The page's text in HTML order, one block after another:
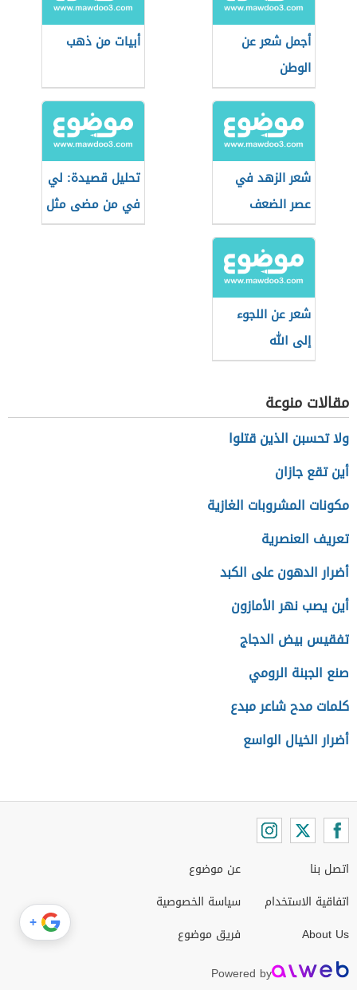
أجمل شعر عن
الوطن
أبيات من ذهب
شعر الزهد في
عصر الضعف
تحليل قصيدة: لي
في من مضى مثل
للبارودي
شعر عن اللجوء
إلى الله
مقالات منوعة
ولا تحسبن الذين قتلوا
أين تقع جازان
مكونات المشروبات الغازية
تعريف العنصرية
أضرار الدهون على الكبد
أين يصب نهر الأمازون
تفقيس بيض الدجاج
صنع الجبنة الرومي
كلمات مدح شاعر مبدع
أضرار الخيال الواسع
اتصل بنا
اتفاقية الاستخدام
About Us
عن موضوع
سياسة الخصوصية
فريق موضوع
Powered by
+